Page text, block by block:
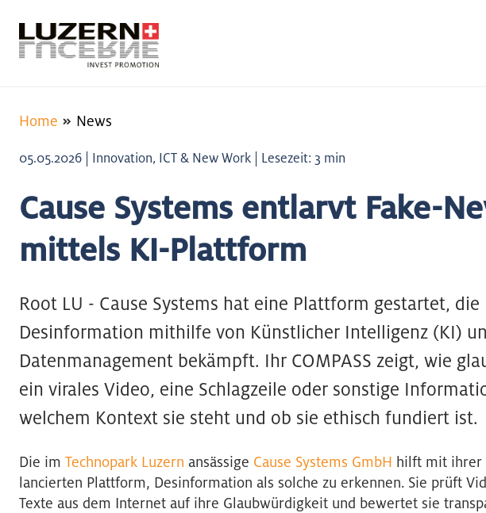
Home News
05.05.2026 | Innovation, ICT & New Work | Lesezeit: 3 min
Cause Systems entlarvt Fake-
mittels KI-Plattform
Root LU - Cause Systems hat eine Plattform gestartet, die
Desinformation mithilfe von Künstlicher Intelligenz (KI)
Datenmanagement bekämpft. Ihr COMPASS zeigt, wie
ein virales Video, eine Schlagzeile oder sonstige
welchem Kontext sie steht und ob sie ethisch fundiert ist.
Die im Technopark Luzern ansässige Cause Systems GmbH hilft mit ihrer
lancierten Plattform, Desinformation als solche zu erkennen. Sie prüft
Texte aus dem Internet auf ihre Glaubwürdigkeit und bewertet sie